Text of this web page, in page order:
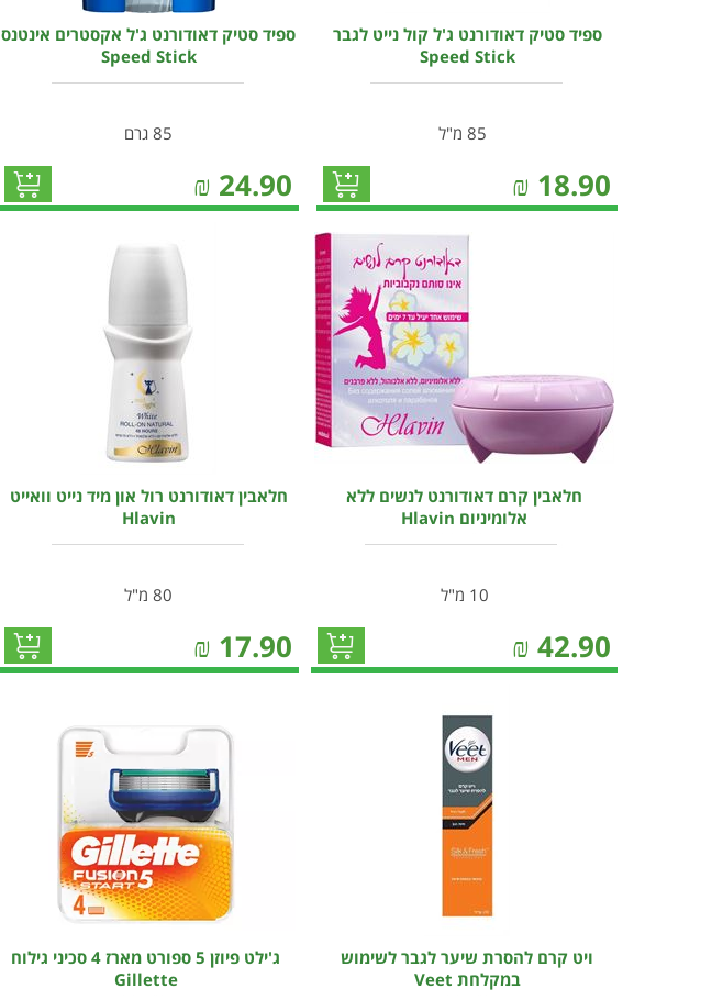
ספיד סטיק דאודורנט ג'ל קול נייט לגבר
Speed Stick
18.90
₪
ספיד סטיק דאודורנט ג'ל אקסטרים אינטנס
Speed Stick
85 גרם
24.90
₪
חלאבין קרם דאודורנט לנשים ללא
אלומיניום Hlavin
10 מ"ל
42.90
₪
חלאבין דאודורנט רול און מיד נייט וואייט
Hlavin
80 מ"ל
17.90
₪
ויט קרם להסרת שיער לגבר לשימוש
במקלחת Veet
ג'ילט פיוזן 5 ספורט מארז 4 סכיני גילוח
Gillette